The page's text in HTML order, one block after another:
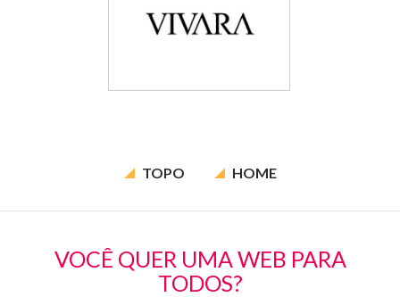
TOPO HOME
VOCÊ QUER UMA WEB PARA
TODOS?